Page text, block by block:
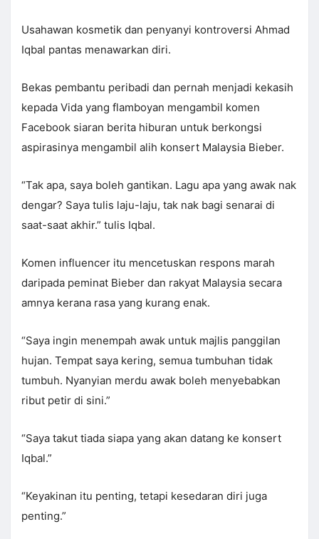
Usahawan kosmetik dan penyanyi kontroversi Ahmad
Iqbal pantas menawarkan diri.
Bekas pembantu peribadi dan pernah menjadi kekasih
kepada Vida yang flamboyan mengambil komen
Facebook siaran berita hiburan untuk berkongsi
aspirasinya mengambil alih konsert Malaysia Bieber.
“Tak apa, saya boleh gantikan. Lagu apa yang awak nak
dengar? Saya tulis laju-laju, tak nak bagi senarai di
saat-saat akhir.” tulis Iqbal.
Komen influencer itu mencetuskan respons marah
daripada peminat Bieber dan rakyat Malaysia secara
amnya kerana rasa yang kurang enak.
“Saya ingin menempah awak untuk majlis panggilan
hujan. Tempat saya kering, semua tumbuhan tidak
tumbuh. Nyanyian merdu awak boleh menyebabkan
ribut petir di sini.”
“Saya takut tiada siapa yang akan datang ke konsert
Iqbal.”
“Keyakinan itu penting, tetapi kesedaran diri juga
penting.”